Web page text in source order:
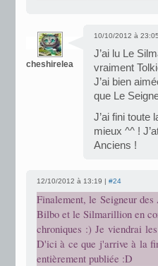
cheshirelea
10/10/2012 à
J’ai lu Le
vraiment
J’ai bien
que Le
J’ai fini toute
mieux ^^ !
Anciens !
12/10/2012 à 13:19 | #24
Finalement, le Seigneur
Bilbo et le Silmarillion en
chroniques :) Je viendrai
D'ici à ce que j'arrive à la
entièrement publiée :D